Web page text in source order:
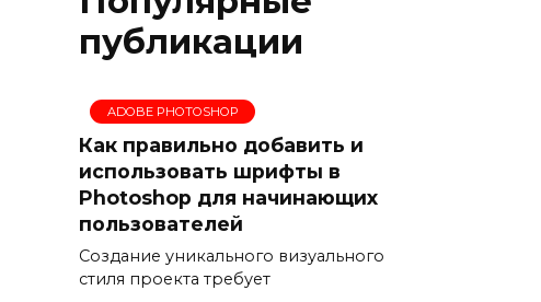
публикации
ADOBE PHOTOSHOP
Как правильно добавить и
использовать шрифты в
Photoshop для начинающих
пользователей
Создание уникального визуального
стиля проекта требует